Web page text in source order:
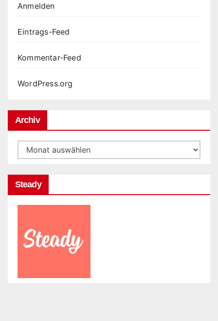
Anmelden
Eintrags-Feed
Kommentar-Feed
WordPress.org
Archiv
Archiv
Steady